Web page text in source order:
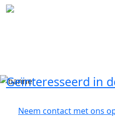
Geïnteresseerd in
Neem contact met ons